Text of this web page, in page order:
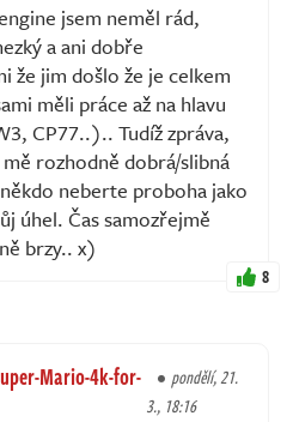
jsem neměl rád,
a ani dobře
že jim došlo že je celkem
měli práce až na hlavu
CP77..).. Tudíž zpráva,
rozhodně dobrá/slibná
neberte proboha jako
úhel. Čas samozřejmě
brzy.. x)
8
Mario-4k-for-
pondělí, 21.
3., 18:16